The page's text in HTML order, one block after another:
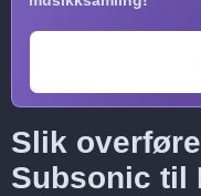
Slik
Subsonic til